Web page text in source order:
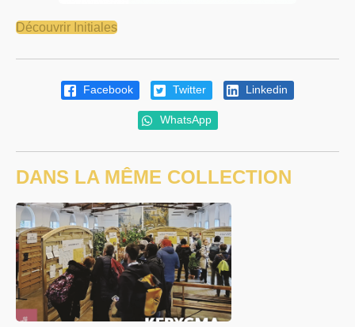
Découvrir Initiales
Facebook Twitter Linkedin
WhatsApp
DANS LA MÊME COLLECTION